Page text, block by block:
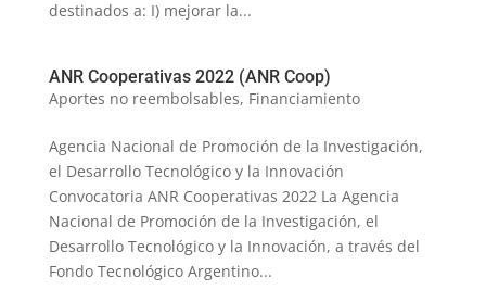
destinados a: I) mejorar la...
ANR Cooperativas 2022 (ANR Coop)
Aportes no reembolsables, Financiamiento
Agencia Nacional de Promoción de la Investigación,
el Desarrollo Tecnológico y la Innovación
Convocatoria ANR Cooperativas 2022 La Agencia
Nacional de Promoción de la Investigación, el
Desarrollo Tecnológico y la Innovación, a través del
Fondo Tecnológico Argentino...